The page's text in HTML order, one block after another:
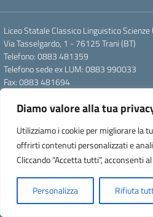
Diamo valore alla tua
Utilizziamo i cookie per migliorare la
offrirti contenuti personalizzati e
Cliccando “Accetta tutti”, acconsenti
Personalizza Rifiuta
Liceo Statale Classico Linguistico
Via Tasselgardo, 1 - 76125 Trani (BT)
Telefono: 0883 481359
Telefono sede ex LUM: 0883 990033
Fax: 0883 481694
Pec: btpc210007@pec.istruzione.it
Codice Meccanografico:
- Codice Univoco d'ufficio: UFG4S9